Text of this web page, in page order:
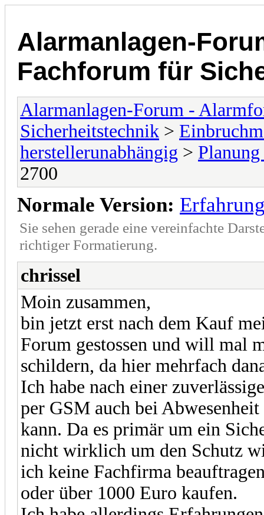
Alarmanlagen-
Fachforum für
Alarmanlagen-Forum -
Sicherheitstechnik >
herstellerunabhängig > Planung
2700
Normale Version:
Sie sehen gerade eine vereinfachte
richtiger Formatierung.
chrissel
Moin zusammen,
bin jetzt erst nach dem Kauf
Forum gestossen und will mal
schildern, da hier mehrfach
Ich habe nach einer
per GSM auch bei
kann. Da es primär um ein
nicht wirklich um den Schutz
ich keine Fachfirma
oder über 1000 Euro kaufen.